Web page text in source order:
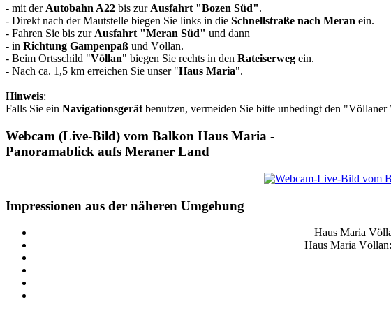
- mit der Autobahn A22 bis zur Ausfahrt "Bozen Süd".
- Direkt nach der Mautstelle biegen Sie links in die Schnellstraße nach Meran ein.
- Fahren Sie bis zur Ausfahrt "Meran Süd" und dann
- in Richtung Gampenpaß und Völlan.
- Beim Ortsschild "Völlan" biegen Sie rechts in den Rateiserweg ein.
- Nach ca. 1,5 km erreichen Sie unser "Haus Maria".
Hinweis:
Falls Sie ein Navigationsgerät benutzen, vermeiden Sie bitte unbedingt den
Webcam (Live-Bild) vom Balkon Haus Maria -
Panoramablick aufs Meraner Land
Impressionen aus der näheren Umgebung
Haus Maria
Haus Maria